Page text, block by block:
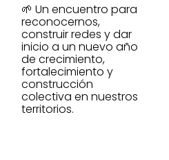
🌱 Un encuentro para
reconocernos,
construir redes y dar
inicio a un nuevo año
de crecimiento,
fortalecimiento y
construcción
colectiva en nuestros
territorios.